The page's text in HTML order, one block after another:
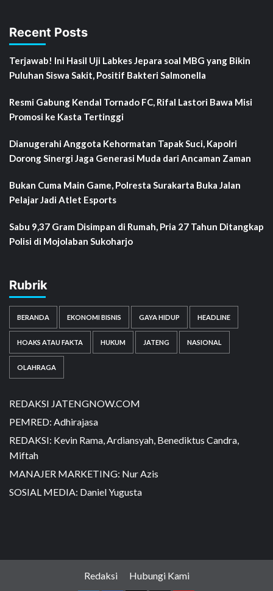
Recent Posts
Terjawab! Ini Hasil Uji Labkes Jepara soal MBG yang Bikin
Puluhan Siswa Sakit, Positif Bakteri Salmonella
Resmi Gabung Kendal Tornado FC, Rifal Lastori Bawa Misi
Promosi ke Kasta Tertinggi
Dianugerahi Anggota Kehormatan Tapak Suci, Kapolri
Dorong Sinergi Jaga Generasi Muda dari Ancaman Zaman
Bukan Cuma Main Game, Polresta Surakarta Buka Jalan
Pelajar Jadi Atlet Esports
Sabu 9,37 Gram Disimpan di Rumah, Pria 27 Tahun Ditangkap
Polisi di Mojolaban Sukoharjo
Rubrik
BERANDA EKONOMI BISNIS GAYA HIDUP HEADLINE
HOAKS ATAU FAKTA HUKUM JATENG NASIONAL
OLAHRAGA
REDAKSI JATENGNOW.COM
PEMRED: Adhirajasa
REDAKSI: Kevin Rama, Ardiansyah, Benediktus Candra,
Miftah
MANAJER MARKETING: Nur Azis
SOSIAL MEDIA: Daniel Yugusta
Redaksi Hubungi Kami